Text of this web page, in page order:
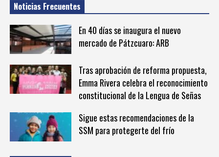
Noticias Frecuentes
En 40 días se inaugura el nuevo
mercado de Pátzcuaro: ARB
Tras aprobación de reforma propuesta,
Emma Rivera celebra el reconocimiento
constitucional de la Lengua de Señas
Sigue estas recomendaciones de la
SSM para protegerte del frío